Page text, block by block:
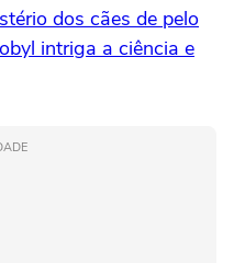
dos cães de pelo
intriga a ciência e